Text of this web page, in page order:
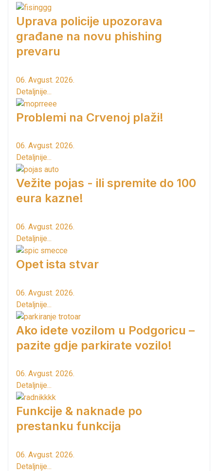
Uprava policije upozorava
građane na novu phishing
prevaru
06. Avgust. 2026.
Detaljnije...
Problemi na Crvenoj plaži!
06. Avgust. 2026.
Detaljnije...
Vežite pojas - ili spremite do 100
eura kazne!
06. Avgust. 2026.
Detaljnije...
Opet ista stvar
06. Avgust. 2026.
Detaljnije...
Ako idete vozilom u Podgoricu –
pazite gdje parkirate vozilo!
06. Avgust. 2026.
Detaljnije...
Funkcije & naknade po
prestanku funkcija
06. Avgust. 2026.
Detaljnije...